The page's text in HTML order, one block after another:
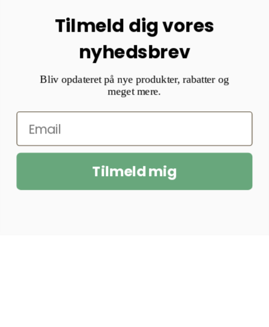
Tilmeld dig vores
nyhedsbrev
Bliv opdateret på nye produkter, rabatter og
meget mere.
Tilmeld mig